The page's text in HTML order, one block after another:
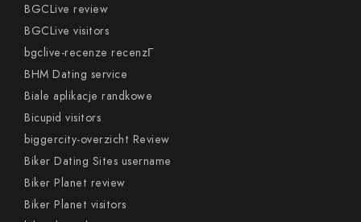
BGCLive review
BGCLive visitors
bgclive-recenze recenzГ­
BHM Dating service
Biale aplikacje randkowe
Bicupid visitors
biggercity-overzicht Review
Biker Dating Sites username
Biker Planet review
Biker Planet visitors